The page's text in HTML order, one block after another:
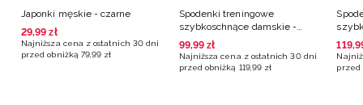
Japonki męskie - czarne
29,99 zł
Najniższa cena z ostatnich 30 dni
przed obniżką 79,99 zł
Spodenki treningowe
szybkoschnące damskie -
czarne
99,99 zł
Najniższa cena z ostatnich 30 dni
przed obniżką 119,99 zł
119,
przed